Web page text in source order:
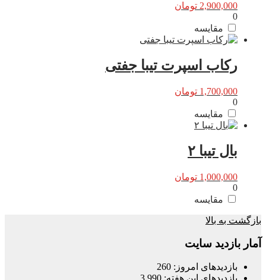
2,900,000 تومان
0
مقایسه
رکاب اسپرت تیبا جفتی
1,700,000 تومان
0
مقایسه
بال تیبا ۲
1,000,000 تومان
0
مقایسه
بازگشت به بالا
آمار بازدید سایت
بازدیدهای امروز: 260